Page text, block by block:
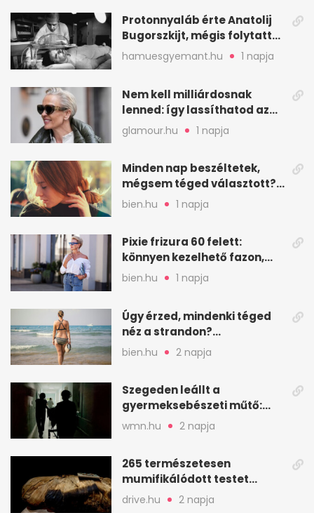
Protonnyaláb érte Anatolij
Bugorszkijt, mégis folytatta
a munkát
hamuesgyemant.hu 1 napja
Nem kell milliárdosnak
lenned: így lassíthatod az
öregedést a biológus szerint
glamour.hu 1 napja
Minden nap beszéltetek,
mégsem téged választott?
Ez az érzelmi csapda
bien.hu 1 napja
Pixie frizura 60 felett:
könnyen kezelhető fazon,
ami karaktert ad
bien.hu 1 napja
Úgy érzed, mindenki téged
néz a strandon?
Pszichológusok szerint más
áll a háttérben
bien.hu 2 napja
Szegeden leállt a
gyermeksebészeti műtő:
elfogytak a tartalékok
wmn.hu 2 napja
265 természetesen
mumifikálódott testet
találtak egy váci templom
drive.hu 2 napja